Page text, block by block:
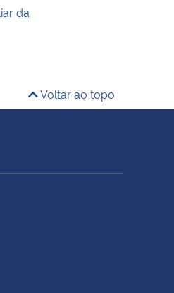
da
Voltar ao topo